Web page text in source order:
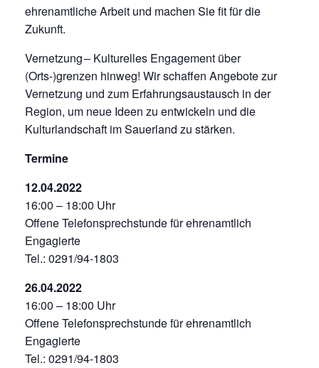
ehrenamtliche Arbeit und machen Sie fit für die
Zukunft.
Vernetzung – Kulturelles Engagement über
(Orts-)grenzen hinweg! Wir schaffen Angebote zur
Vernetzung und zum Erfahrungsaustausch in der
Region, um neue Ideen zu entwickeln und die
Kulturlandschaft im Sauerland zu stärken.
Termine
12.04.2022
16:00 – 18:00 Uhr
Offene Telefonsprechstunde für ehrenamtlich
Engagierte
Tel.: 0291/94-1803
26.04.2022
16:00 – 18:00 Uhr
Offene Telefonsprechstunde für ehrenamtlich
Engagierte
Tel.: 0291/94-1803